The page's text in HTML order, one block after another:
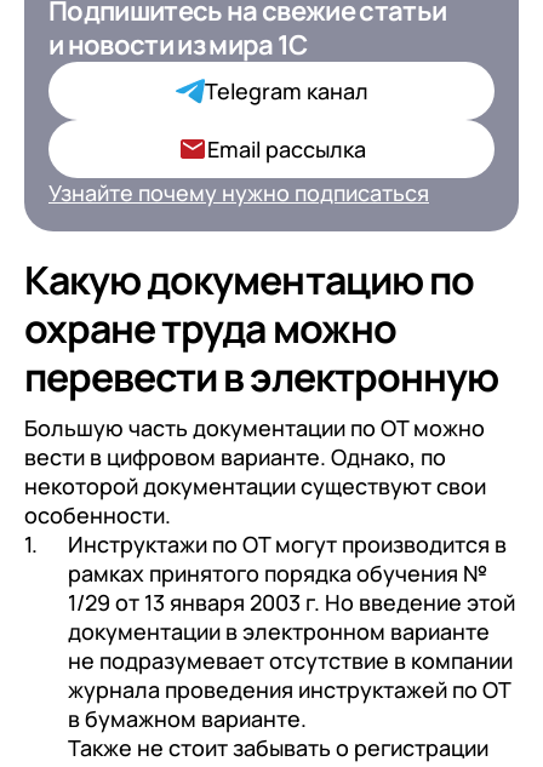
Подпишитесь на свежие статьи
и новостииз мира 1С
Telegram канал
Email рассылка
Узнайте почему нужно подписаться
Подпишитесь на свежие статьи
и новостииз мира 1С для ИТ-
Директоров
Подписаться
на обработку персональных
данных
Какую документацию по
охране труда можно
перевести в электронную
Большую часть документации по ОТ можно
вести в цифровом варианте. Однако, по
некоторой документации существуют свои
особенности.
Инструктажи по ОТ могут производится в
рамках принятого порядка обучения №
1/29 от 13 января 2003 г. Но введение этой
документации в электронном варианте
не подразумевает отсутствие в компании
журнала проведения инструктажей по ОТ
в бумажном варианте.
Также не стоит забывать о регистрации